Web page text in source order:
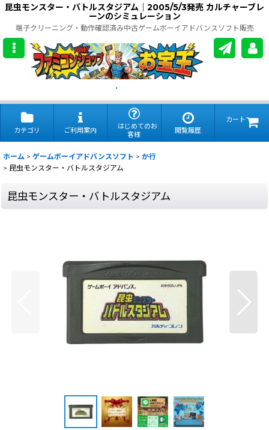
昆虫モンスター・バトルスタジアム｜2005/5/3発売 カルチャーブレ
ーンのシミュレーション
端子クリーニング・動作確認済み中古ゲームボーイアドバンスソフト販売
.
カテゴリ ご利用案内
はじめてのお
客様
閲覧履歴
カート
ホーム > ゲームボーイアドバンスソフト > か行
> 昆虫モンスター・バトルスタジアム
昆虫モンスター・バトルスタジアム